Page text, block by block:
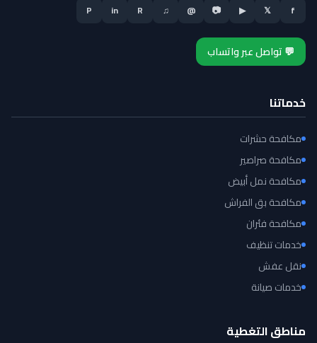
f
𝕏
▶
📷
@
♫
R
in
P
💬 تواصل عبر واتساب
خدماتنا
مكافحة حشرات
مكافحة صراصير
مكافحة نمل أبيض
مكافحة بق الفراش
مكافحة فئران
خدمات تنظيف
نقل عفش
خدمات صيانة
مناطق التغطية